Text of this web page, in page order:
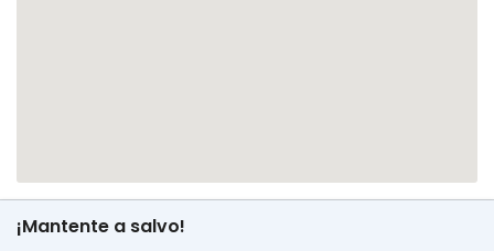
¡Mantente a salvo!